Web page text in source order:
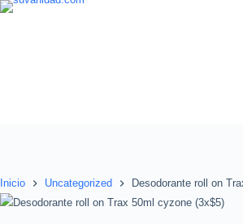
Saltar
Inicio Uncategorized
Desodorante roll on